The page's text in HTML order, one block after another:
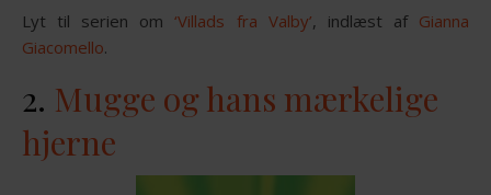
Lyt til serien om‘Villads fra Valby’, indlæst af Gianna
Giacomello.
2. Mugge og hans mærkelige
hjerne